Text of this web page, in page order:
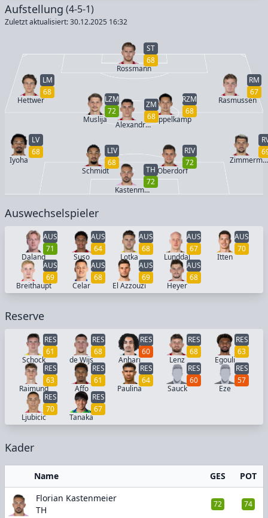
Aufstellung (4-5-1)
Zuletzt aktualisiert: 30.12.2025 16:32
TH
72
Kastenmeier
Zimmermann
RIV
72
Oberdorf
LIV
68
Schmidt
LV
68
Iyoha
RM
67
Rasmussen
RZM
68
Appelkamp
ZM
68
Alexandropoulos
LZM
72
Muslija
LM
68
Hettwer
ST
68
Rossmann
Auswechselspieler
AUS
71
Daland
AUS
64
Suso
AUS
68
Lotka
AUS
67
Lunddal
AUS
70
Itten
AUS
69
Breithaupt
AUS
68
Celar
AUS
69
El Azzouzi
AUS
68
Heyer
Reserve
RES
61
Schock
RES
68
de Wijs
RES
60
Anhari
RES
68
Lenz
RES
63
Egouli
RES
63
Raimund
RES
61
Affo
RES
64
Paulina
RES
60
Sauck
RES
57
Eze
RES
70
Ljubicic
RES
67
Tanaka
Kader
Name GES
POT
Florian Kastenmeier
TH
72 74